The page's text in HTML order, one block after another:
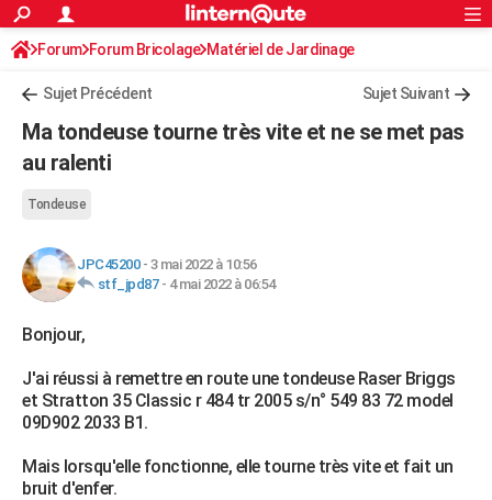
ACTUALITÉS
Politique
Société
Faits Divers
Education
Monde
Villes
+
Programme TV
Streaming
Sorties cinéma
FINANCE
Retraite
Impôts
Epargne
Immobilier
Risques naturels par ville
Banque
Assurance
Crédit
AUTO
Essais
Réserver un essai
Citadines
Berlines
SUV
Forum auto
HIGH-TECH
Mobiles
Meilleur smartphone
Internet
Ordinateurs
Jeux vidéo
Guide high-tech
+BRICOLAGE
Forum
Aménagement intérieur
Extérieur
Cuisine
Salle de bains
Jardinage
Rangement
WEEK-END
Guides de France
Escapades
Patrimoine
Expositions
Musées
Week-end nature
+LIFESTYLE
Art de vivre
Bien-être
Loisirs
Mode
Modes de vie
SANTE
Alimentation
Guide de la santé
Maladies
Médicaments
Sommeil
VOYAGE
S'inscrire
Connexion
Forum Forum Bricolage Matériel de Jardinage
Sujet Précédent Sujet Suivant
Ma tondeuse tourne très vite et ne se met pas
au ralenti
Tondeuse
JPC45200- 3 mai 2022 à 10:56
stf_jpd87- 4 mai 2022 à 06:54
Bonjour,
J'ai réussi à remettre en route une tondeuse Raser Briggs
et Stratton 35 Classic r 484 tr 2005 s/n° 549 83 72 model
09D902 2033 B1.
Mais lorsqu'elle fonctionne, elle tourne très vite et fait un
bruit d'enfer.